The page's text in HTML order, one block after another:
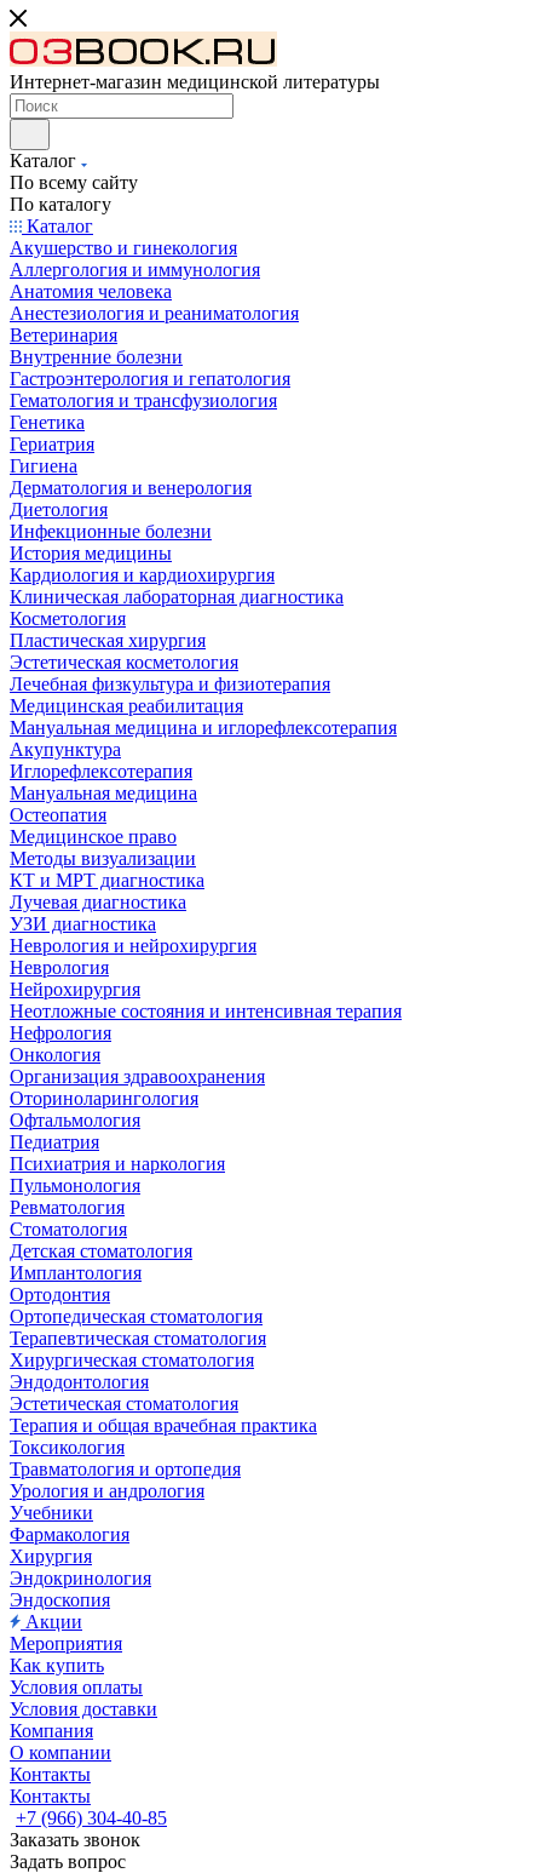
Интернет-магазин медицинской литературы
Каталог
По всему сайту
По каталогу
Каталог
Акушерство и гинекология
Аллергология и иммунология
Анатомия человека
Анестезиология и реаниматология
Ветеринария
Внутренние болезни
Гастроэнтерология и гепатология
Гематология и трансфузиология
Генетика
Гериатрия
Гигиена
Дерматология и венерология
Диетология
Инфекционные болезни
История медицины
Кардиология и кардиохирургия
Клиническая лабораторная диагностика
Косметология
Пластическая хирургия
Эстетическая косметология
Лечебная физкультура и физиотерапия
Медицинская реабилитация
Мануальная медицина и иглорефлексотерапия
Акупунктура
Иглорефлексотерапия
Мануальная медицина
Остеопатия
Медицинское право
Методы визуализации
КТ и МРТ диагностика
Лучевая диагностика
УЗИ диагностика
Неврология и нейрохирургия
Неврология
Нейрохирургия
Неотложные состояния и интенсивная терапия
Нефрология
Онкология
Организация здравоохранения
Оториноларингология
Офтальмология
Педиатрия
Психиатрия и наркология
Пульмонология
Ревматология
Стоматология
Детская стоматология
Имплантология
Ортодонтия
Ортопедическая стоматология
Терапевтическая стоматология
Хирургическая стоматология
Эндодонтология
Эстетическая стоматология
Терапия и общая врачебная практика
Токсикология
Травматология и ортопедия
Урология и андрология
Учебники
Фармакология
Хирургия
Эндокринология
Эндоскопия
Акции
Мероприятия
Как купить
Условия оплаты
Условия доставки
Компания
О компании
Контакты
Контакты
+7 (966) 304-40-85
Заказать звонок
Задать вопрос